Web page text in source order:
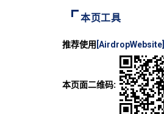
本页工具
推荐使用 [AirdropWebsite]
本页面二维码: